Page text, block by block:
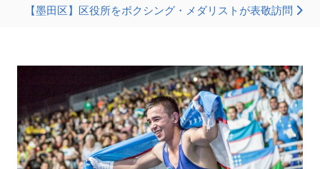
【墨田区】区役所をボクシング・メダリストが表敬訪問